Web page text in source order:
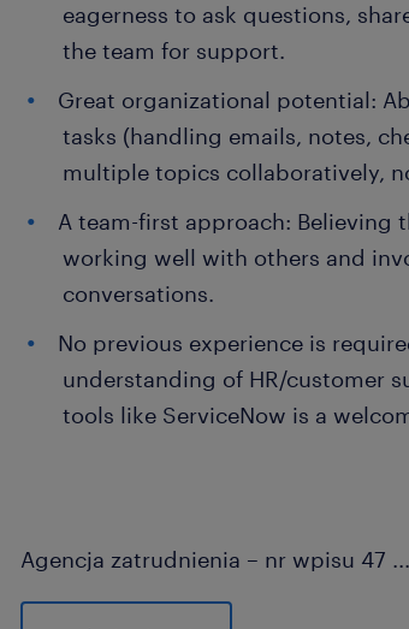
eagerness to ask questions,
the team for support.
Great organizational potential:
tasks (handling emails, notes,
multiple topics collaboratively,
A team-first approach: Believing
working well with others and
conversations.
No previous experience is
understanding of HR/customer
tools like ServiceNow is a
Agencja zatrudnienia – nr wpisu 47 ...
ta oferta pracy przeznaczona jest dla